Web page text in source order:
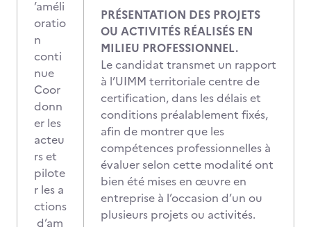
’améli
oratio
n
conti
nue
Coor
donn
er les
acteu
rs et
pilote
r les a
ctions
d’am
PRÉSENTATION DES PROJETS
OU ACTIVITÉS RÉALISÉS EN
MILIEU PROFESSIONNEL.
Le candidat transmet un rapport
à l’UIMM territoriale centre de
certification, dans les délais et
conditions préalablement fixés,
afin de montrer que les
compétences professionnelles à
évaluer selon cette modalité ont
bien été mises en œuvre en
entreprise à l’occasion d’un ou
plusieurs projets ou activités.